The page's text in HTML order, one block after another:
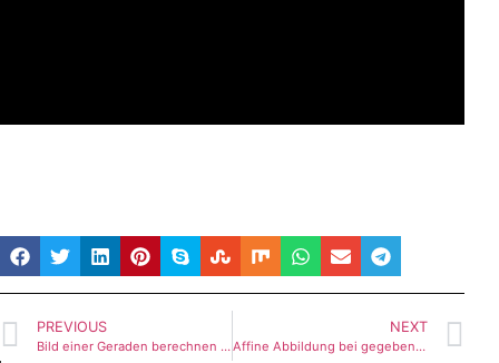
PREVIOUS
Bild einer Geraden berechnen – Teil 2 (Tutorial)
NEXT
Affine Abbildung bei gegebenem Bildpunkt berechnen – Teil 2 (Tutorial)